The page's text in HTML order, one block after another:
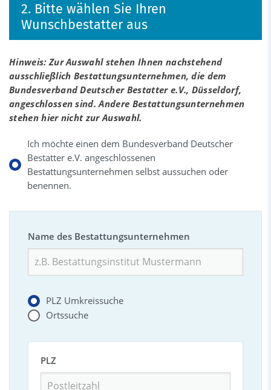
2. Bitte wählen Sie Ihren
Wunschbestatter aus
Hinweis: Zur Auswahl stehen Ihnen nachstehend
ausschließlich Bestattungsunternehmen, die dem
Bundesverband Deutscher Bestatter e.V., Düsseldorf,
angeschlossen sind. Andere Bestattungsunternehmen
stehen hier nicht zur Auswahl.
Ich möchte einen dem Bundesverband Deutscher
Bestatter e.V. angeschlossenen
Bestattungsunternehmen selbst aussuchen oder
benennen.
Name des Bestattungsunternehmen
PLZ Umkreissuche
Ortssuche
PLZ